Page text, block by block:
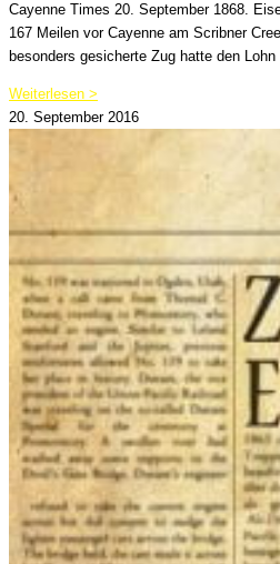
Cayenne Times 20. September 1868.
167 Meilen vor Cayenne am Scribner
besonders gesicherte Zug hatte den Lohn
Weiterlesen >
20. September 2016